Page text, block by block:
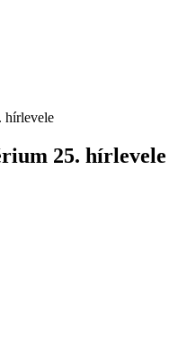
hírlevele
25. hírlevele